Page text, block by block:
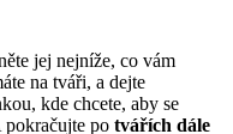
jej nejníže, co vám
na tváři, a dejte
kde chcete, aby se
pokračujte po tvářích dále